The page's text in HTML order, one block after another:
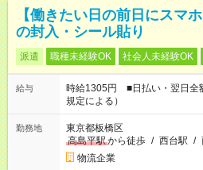
【働きたい日の前日にスマ
の封入・シール貼り
派遣 職種未経験OK 社会人未経験OK
給与
時給1305円 ■日払い・翌日
規定による）
勤務地
東京都板橋区
高島平駅から徒歩 / 西台駅 /
物流企業